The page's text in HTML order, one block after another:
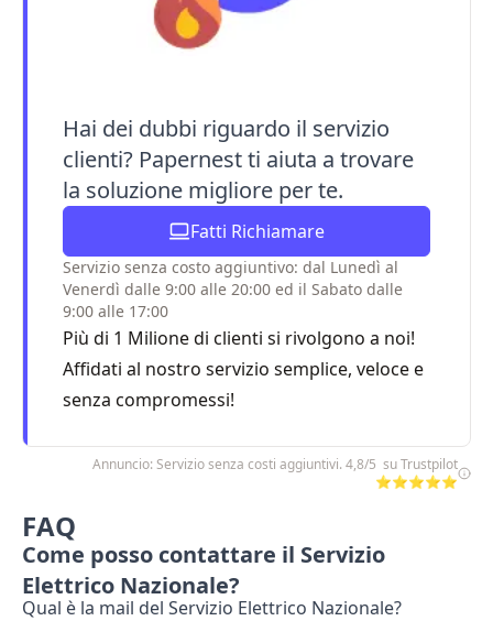
Hai dei dubbi riguardo il servizio
clienti? Papernest ti aiuta a trovare
la soluzione migliore per te.
Fatti Richiamare
Servizio senza costo aggiuntivo: dal Lunedì al
Venerdì dalle 9:00 alle 20:00 ed il Sabato dalle
9:00 alle 17:00
Più di 1 Milione di clienti si rivolgono a noi!
Affidati al nostro servizio semplice, veloce e
senza compromessi!
Annuncio: Servizio senza costi aggiuntivi. 4,8/5 su Trustpilot
⭐⭐⭐⭐⭐
FAQ
Come posso contattare il Servizio
Elettrico Nazionale?
Qual è la mail del Servizio Elettrico Nazionale?